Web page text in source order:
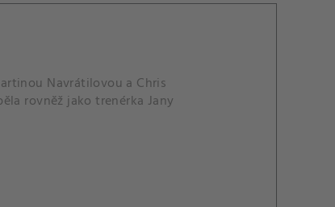
Navrátilovou a Chris
rovněž jako trenérka Jany